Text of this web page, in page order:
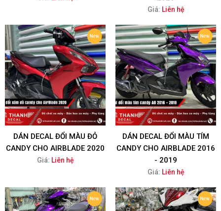
Giá: Liên hệ
DÁN DECAL ĐỔI MÀU ĐỎ
CANDY CHO AIRBLADE 2020
Giá: Liên hệ
DÁN DECAL ĐỔI MÀU TÍM
CANDY CHO AIRBLADE 2016
- 2019
Giá: Liên hệ